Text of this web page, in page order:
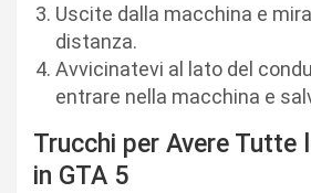
Uscite dalla macchina e
distanza.
Avvicinatevi al lato del
entrare nella macchina e
Trucchi per Avere Tutte
in GTA 5